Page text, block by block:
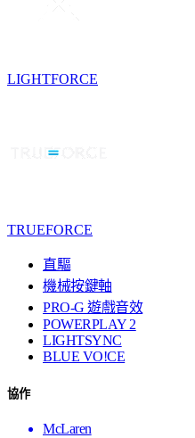
LIGHTFORCE
TRUEFORCE
直驅
機械按鍵軸
PRO-G 遊戲音效
POWERPLAY 2
LIGHTSYNC
BLUE VO!CE
協作
McLaren